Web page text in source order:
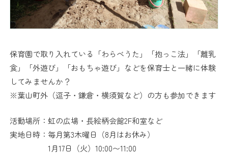
採用情報 お問い合わせ
葉山にこにこ保育園 INSTAGRAM
保育園で取り入れている「わらべうた」「抱っこ法」「離乳
食」「外遊び」「おもちゃ遊び」などを保育士と一緒に体験
してみませんか？
※葉山町外（逗子・鎌倉・横須賀など）の方も参加できます
活動場所：虹の広場・長絵柄会館2F和室など
実地日時：毎月第3木曜日（8月はお休み）
1月17日（火）10:00〜11:00